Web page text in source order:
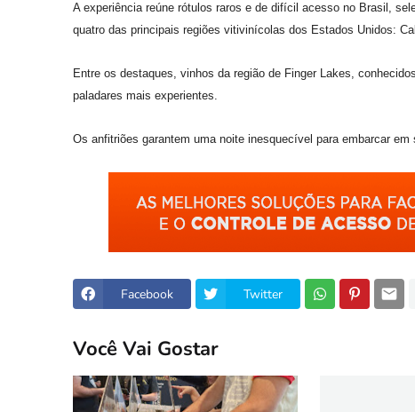
A experiência reúne rótulos raros e de difícil acesso no Brasil,
quatro das principais regiões vitivinícolas dos Estados Unidos:
Entre os destaques, vinhos da região de Finger Lakes,
paladares mais experientes.
Os anfitriões garantem uma noite inesquecível para embarcar
Facebook Twitter
Você Vai Gostar